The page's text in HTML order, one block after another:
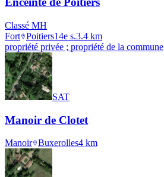
Classé MH
Fort Poitiers14e s.3.4 km
propriété privée ; propriété de la commune
SAT
Manoir de Clotet
Manoir Buxerolles4 km